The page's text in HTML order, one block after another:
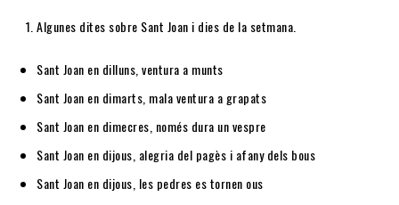
Algunes dites sobre Sant Joan i dies de la setmana.
Sant Joan en dilluns, ventura a munts
Sant Joan en dimarts, mala ventura a grapats
Sant Joan en dimecres, només dura un vespre
Sant Joan en dijous, alegria del pagès i afany dels bous
Sant Joan en dijous, les pedres es tornen ous